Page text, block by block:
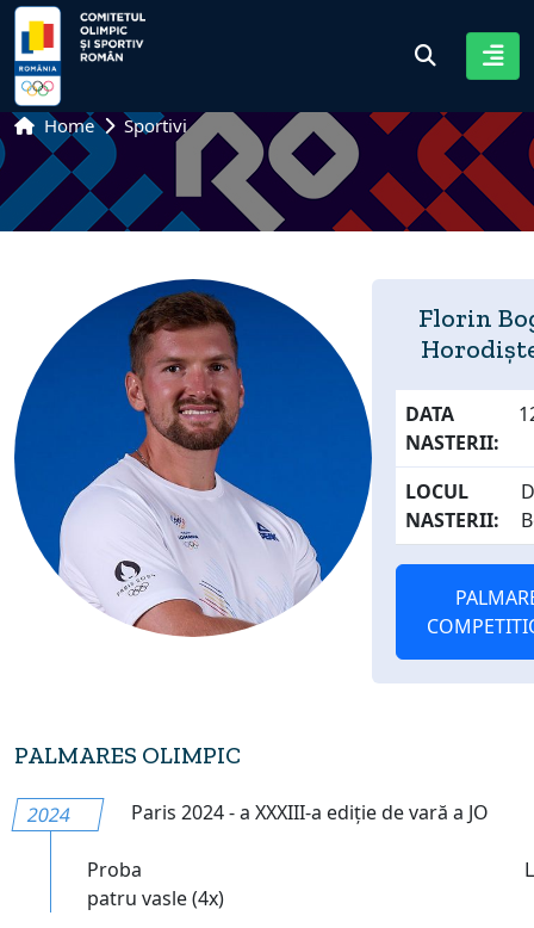
Home Sportivi
Florin
DATA
NASTERII:
LOCUL
NASTERII:
PALMARES OLIMPIC
2024 Paris 2024 - a XXXIII-a ediție de vară a JO
Proba
patru vasle (4x)